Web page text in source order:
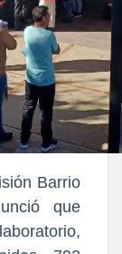
Barrio
que